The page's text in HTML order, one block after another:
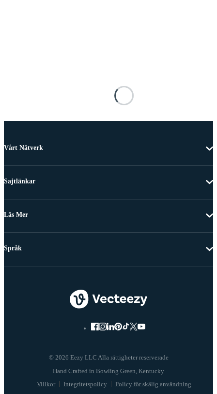
Vårt Nätverk
Sajtlänkar
Läs Mer
© 2026 Eezy LLC Alla rättigheter reserverade
Villkor Integritetspolicy Policy för skälig användning
Språk